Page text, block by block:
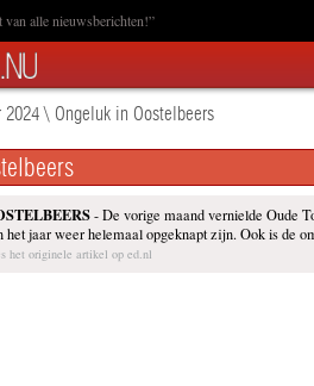
van alle nieuwsberichten!”
2024\ Ongeluk in Oostelbeers
- De vorige maand vernielde Oude
het jaar weer helemaal opgeknapt zijn. Ook is de
het originele artikel op ed.nl